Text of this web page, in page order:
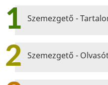
1 Szemezgető -
2 Szemezgető -